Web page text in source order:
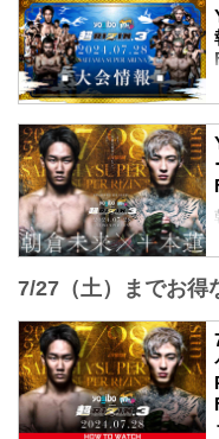
7/27（土）までお得